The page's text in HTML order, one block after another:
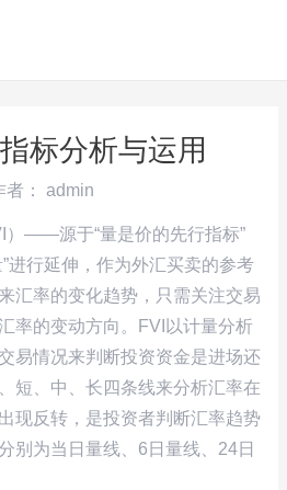
标分析与运用
： admin
）——源于“量是价的先行指标”
进行延伸，作为外汇买卖的参考
汇率的变化趋势，只需关注交易
率的变动方向。FVI以计量分析
易情况来判断投资资金是进场还
短、中、长四条线来分析汇率在
现反转，是投资者判断汇率趋势
别为当日量线、6日量线、24日